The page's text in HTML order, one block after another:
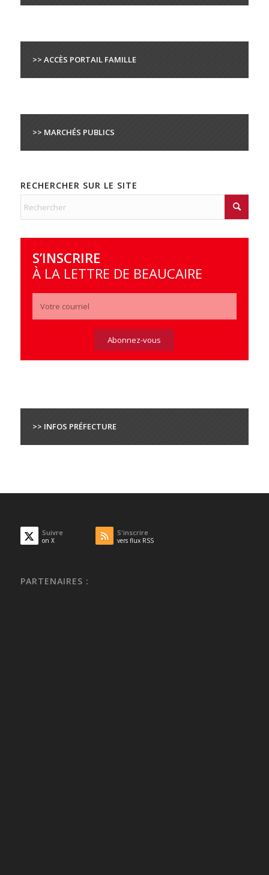
>> ACCÈS PORTAIL FAMILLE
>> MARCHÉS PUBLICS
RECHERCHER SUR LE SITE
S’INSCRIRE
À LA LETTRE DE BEAUCAIRE
>> INFOS PRÉFECTURE
Suivre
on X
S'inscrire
vers flux RSS
PARTENAIRES :